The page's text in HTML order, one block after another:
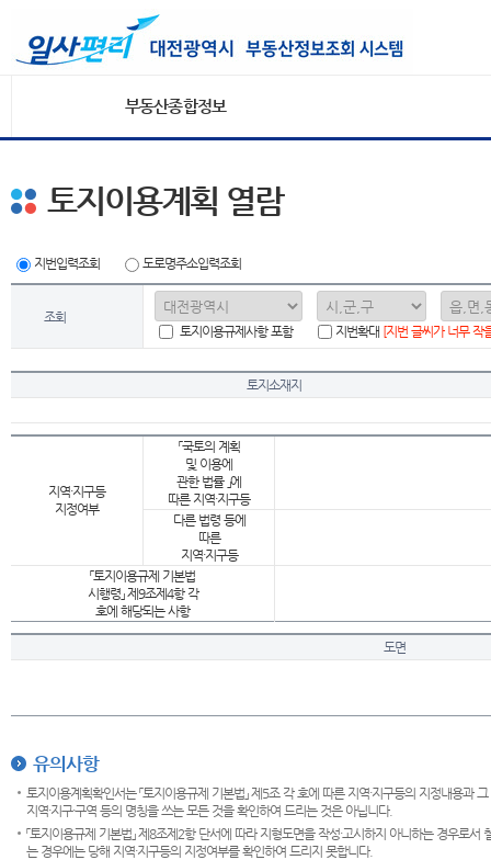
부동산종합정보
토지이용계획 열람
지번입력조회 도로명주소입력조회
조회
토지이용규제사항 포함
지번확대 [지번 글씨가 너무 작
토지소재지
지역·지구등
지정여부
「국토의 계획
및 이용에
관한 법률 」에
따른 지역·지구등
다른 법령 등에
따른
지역·지구등
「토지이용규제 기본법
시행령」 제9조제4항 각
호에 해당되는 사항
도면
유의사항
토지이용계획확인서는 「토지이용규제 기본법」 제5조 각 호에 따른 지역·지구등의 지정내용
지역·지구·구역 등의 명칭을 쓰는 모든 것을 확인하여 드리는 것은 아닙니다.
「토지이용규제 기본법」 제8조제2항 단서에 따라 지형도면을 작성·고시하지 아니하는 경우로
는 경우에는 당해 지역·지구등의 지정여부를 확인하여 드리지 못합니다.